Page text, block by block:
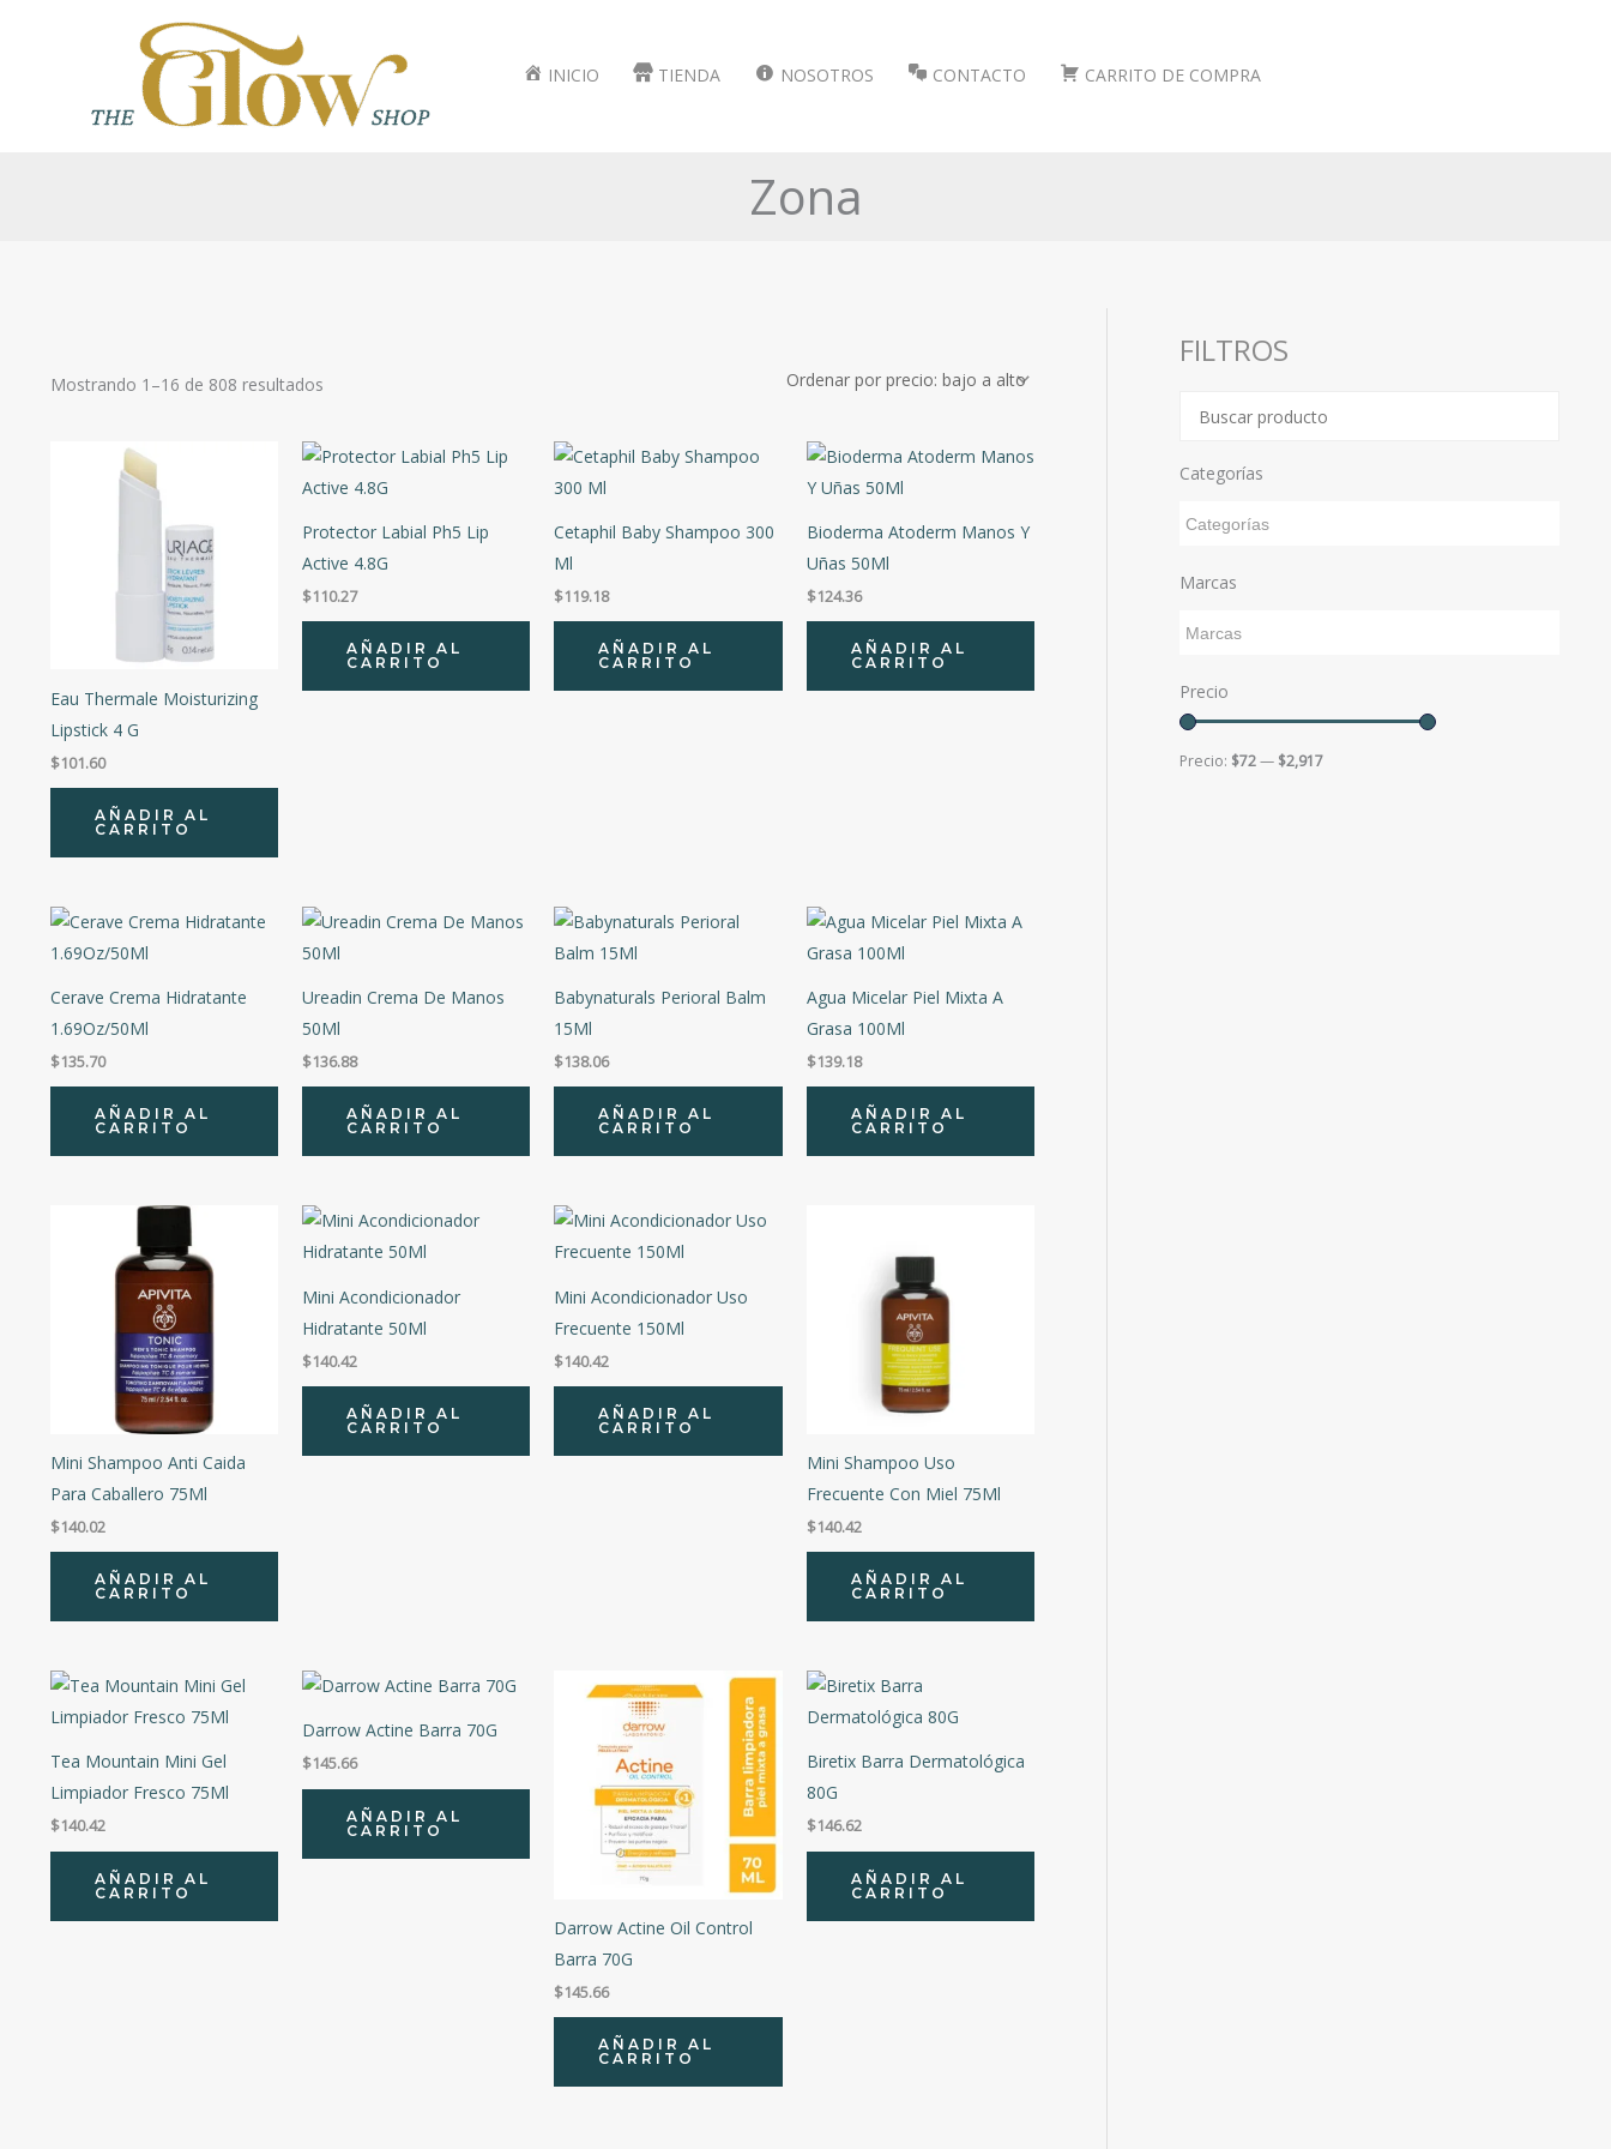
INICIO TIENDA NOSOTROS CONTACTO CARRITO DE COMPRA
Zona
—$2,917
Mostrando 1–16 de 808 resultadosSorted
to
high
Eau Thermale Moisturizing
Lipstick 4 G
$101.60
AÑADIR AL
CARRITO
Protector Labial Ph5 Lip
Active 4.8G
$110.27
AÑADIR AL
CARRITO
Cetaphil Baby Shampoo 300
Ml
$119.18
AÑADIR AL
CARRITO
Bioderma Atoderm Manos Y
Uñas 50Ml
$124.36
AÑADIR AL
CARRITO
Cerave Crema Hidratante
1.69Oz/50Ml
$135.70
AÑADIR AL
CARRITO
Ureadin Crema De Manos
50Ml
$136.88
AÑADIR AL
CARRITO
Babynaturals Perioral Balm
15Ml
$138.06
AÑADIR AL
CARRITO
Agua Micelar Piel Mixta A
Grasa 100Ml
$139.18
AÑADIR AL
CARRITO
Mini Shampoo Anti Caida
Para Caballero 75Ml
$140.02
AÑADIR AL
CARRITO
Mini Acondicionador
Hidratante 50Ml
$140.42
AÑADIR AL
CARRITO
Mini Acondicionador Uso
Frecuente 150Ml
$140.42
AÑADIR AL
CARRITO
Mini Shampoo Uso
Frecuente Con Miel 75Ml
$140.42
AÑADIR AL
CARRITO
Tea Mountain Mini Gel
Limpiador Fresco 75Ml
$140.42
AÑADIR AL
CARRITO
Darrow Actine Barra 70G
$145.66
AÑADIR AL
CARRITO
Darrow Actine Oil Control
Barra 70G
$145.66
AÑADIR AL
CARRITO
Biretix Barra Dermatológica
80G
$146.62
AÑADIR AL
CARRITO
FILTROS
Categorías
Marcas
Precio
Precio: $72— $2,917